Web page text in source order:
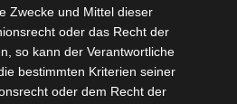
von der
Firma Kosta
Boda.
Zwecke und Mittel dieser
oder das Recht der
so kann der Verantwortliche
bestimmten Kriterien seiner
oder dem Recht der